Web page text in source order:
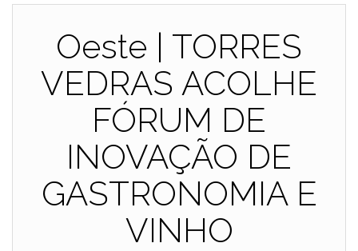
Oeste | TORRES
VEDRAS ACOLHE
FÓRUM DE
INOVAÇÃO DE
GASTRONOMIA E
VINHO